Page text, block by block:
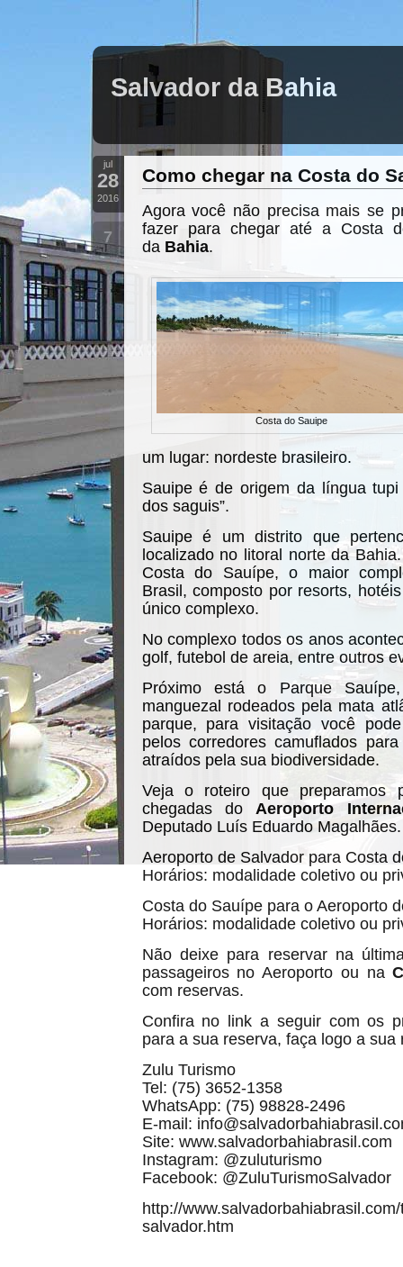
Salvador da Bahia
jul
28
2016
7
Como chegar na Costa do
Agora você não precisa mais se
fazer para chegar até a Costa
da Bahia.
Costa do Sauipe
um lugar: nordeste brasileiro.
Sauipe é de origem da língua
dos saguis”.
Sauipe é um distrito que
localizado no litoral norte da
Costa do Sauípe, o maior
Brasil, composto por resorts,
único complexo.
No complexo todos os anos
golf, futebol de areia, entre outros
Próximo está o Parque
manguezal rodeados pela mata
parque, para visitação você
pelos corredores camuflados
atraídos pela sua biodiversidade.
Veja o roteiro que preparamos
chegadas doAeroporto
Deputado Luís Eduardo Magalhães.
Aeroporto de Salvador para Costa
Horários: modalidade coletivo ou
Costa do Sauípe para o Aeroporto
Horários: modalidade coletivo ou
Não deixe para reservar na
passageiros no Aeroporto ou na
com reservas.
Confira no link a seguir com os
para a sua reserva, faça logo a sua
Zulu Turismo
Tel: (75) 3652-1358
WhatsApp: (75) 98828-2496
E-mail:
Site: www.salvadorbahiabrasil.com
Instagram: @zuluturismo
Facebook: @ZuluTurismoSalvador
http://
salvador.htm